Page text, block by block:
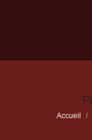
Vous
Accueil